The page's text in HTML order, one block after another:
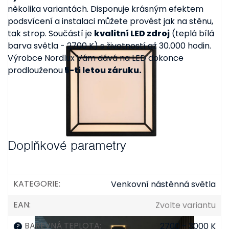
několika variantách. Disponuje krásným efektem
podsvícení a instalaci můžete provést jak na stěnu,
tak strop. Součástí je kvalitní LED zdroj (teplá bílá
barva světla - 2700 K) s životností až 30.000 hodin.
Výrobce Nordlux Vám dává na LED dokonce
prodlouženou5-ti letou záruku.
Doplňkové parametry
KATEGORIE:
Venkovní nástěnná světla
EAN: Zvolte variantu
? BAREVNÁ TEPLOTA: 2700 - 3000 K